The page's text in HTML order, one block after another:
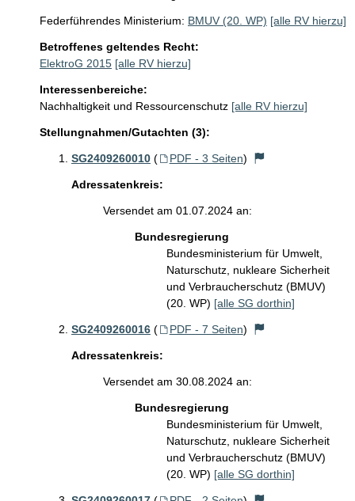
Federführendes Ministerium: BMUV (20. WP) [alle RV hierzu]
Betroffenes geltendes Recht:
ElektroG 2015 [alle RV hierzu]
Interessenbereiche:
Nachhaltigkeit und Ressourcenschutz [alle RV hierzu]
Stellungnahmen/Gutachten (3):
SG2409260010 ( PDF - 3 Seiten)
Adressatenkreis:
Versendet am 01.07.2024 an:
Bundesregierung
Bundesministerium für Umwelt,
Naturschutz, nukleare Sicherheit
und Verbraucherschutz (BMUV)
(20. WP) [alle SG dorthin]
SG2409260016 ( PDF - 7 Seiten)
Adressatenkreis:
Versendet am 30.08.2024 an:
Bundesregierung
Bundesministerium für Umwelt,
Naturschutz, nukleare Sicherheit
und Verbraucherschutz (BMUV)
(20. WP) [alle SG dorthin]